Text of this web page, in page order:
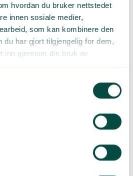
hvordan du bruker nettstedet
innen sosiale medier,
som kan kombinere den
du har gjort tilgjengelig for dem,
inn gjennom din bruk av
må gjennom en
og gjenvinnere som allerede er
når det inngås nye avtaler,
år.
godkjenning, trenger ikke en
kan bli glemt eller
er tøft og konkurransen om
vanskelige tider det er viktig at vi